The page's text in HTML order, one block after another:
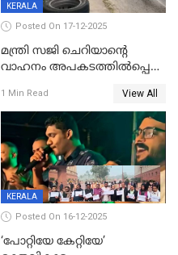
KERALA
Posted On 17-12-2025
മന്ത്രി സജി ചെറിയാന്റെ
വാഹനം അപകടത്തിൽപ്പെട്ടു;
രക്ഷപ്പെട്ടത് തലനാരിടയ്ക്ക്
1 Min Read View All
KERALA
Posted On 16-12-2025
‘പോറ്റിയേ കേറ്റിയേ’